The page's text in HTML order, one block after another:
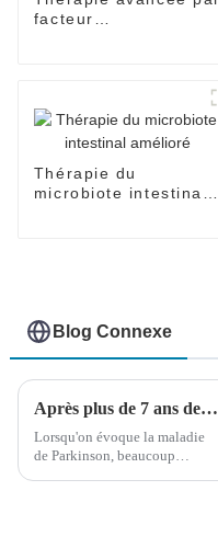
facteur
Thérapie du
microbiote intestinal
Blog Connexe
Après plus de 7 ans de traitement pour le syndrome de Parkinson, les tremblements et la raideur sont significativement réduits après une chirurgie robotique
Lorsqu'on évoque la maladie
de Parkinson, beaucoup